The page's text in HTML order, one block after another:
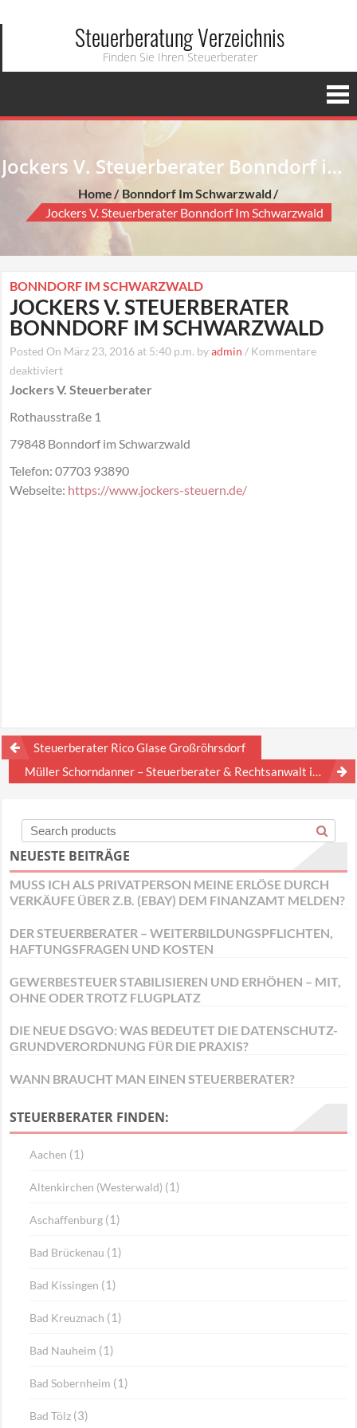
Steuerberatung Verzeichnis
Finden Sie Ihren Steuerberater
Jockers V. Steuerberater Bonndorf im Schwarzwald
Home
Bonndorf Im Schwarzwald
Jockers V. Steuerberater Bonndorf Im Schwarzwald
BONNDORF IM SCHWARZWALD
JOCKERS V. STEUERBERATER
BONNDORF IM SCHWARZWALD
Posted On März 23, 2016 at 5:40 p.m. byadmin / Kommentare
deaktiviertfür
Jockers
Bonndorf
im
Schwarzwald
Jockers V. Steuerberater
Rothausstraße 1
79848 Bonndorf im Schwarzwald
Telefon:07703 93890
Webseite: https://www.jockers-steuern.de/
Beitragsnavigation
Steuerberater Rico Glase Großröhrsdorf
Müller Schorndanner – Steuerberater & Rechtsanwalt in Fürth
NEUESTE BEITRÄGE
MUSS ICH ALS PRIVATPERSON MEINE ERLÖSE DURCH
VERKÄUFE ÜBER Z.B. (EBAY) DEM FINANZAMT MELDEN?
DER STEUERBERATER – WEITERBILDUNGSPFLICHTEN,
HAFTUNGSFRAGEN UND KOSTEN
GEWERBESTEUER STABILISIEREN UND ERHÖHEN – MIT,
OHNE ODER TROTZ FLUGPLATZ
DIE NEUE DSGVO: WAS BEDEUTET DIE DATENSCHUTZ-
GRUNDVERORDNUNG FÜR DIE PRAXIS?
WANN BRAUCHT MAN EINEN STEUERBERATER?
STEUERBERATER FINDEN:
Aachen (1)
Altenkirchen (Westerwald) (1)
Aschaffenburg (1)
Bad Brückenau (1)
Bad Kissingen (1)
Bad Kreuznach (1)
Bad Nauheim (1)
Bad Sobernheim (1)
Bad Tölz (3)